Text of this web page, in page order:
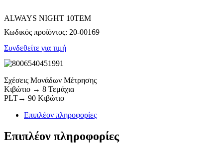
ALWAYS NIGHT 10TEM
Κωδικός προϊόντος: 20-00169
Συνδεθείτε για τιμή
Σχέσεις Μονάδων Μέτρησης
Κιβώτιο → 8 Τεμάχια
PLT→ 90 Κιβώτιο
Επιπλέον πληροφορίες
Επιπλέον πληροφορίες